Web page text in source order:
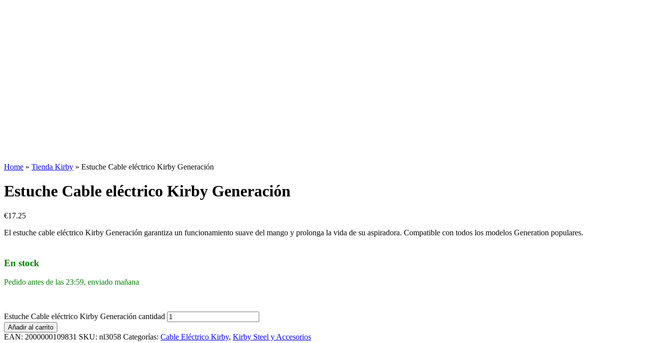
Home » Tienda Kirby » Estuche Cable eléctrico Kirby Generación
Estuche Cable eléctrico Kirby Generación
€17.25
El estuche cable eléctrico Kirby Generación garantiza un funcionamiento suave del mango y prolonga la vida de su aspiradora. Compatible con todos los modelos Generation populares.
En stock
Pedido antes de las 23:59, enviado mañana
Estuche Cable eléctrico Kirby Generación cantidad
Añadir al carrito
EAN: 2000000109831 SKU: nl3058 Categorías: Cable Eléctrico Kirby, Kirby Steel y Accesorios